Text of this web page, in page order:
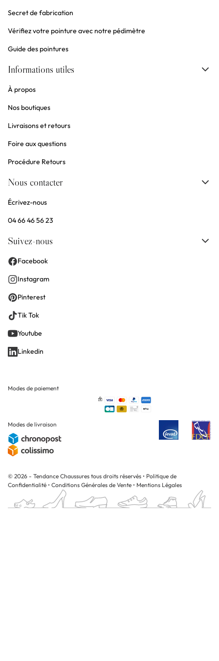
Secret de fabrication
Vérifiez votre pointure avec notre pédimètre
Guide des pointures
Informations utiles
À propos
Nos boutiques
Livraisons et retours
Foire aux questions
Procédure Retours
Nous contacter
Écrivez-nous
04 66 46 56 23
Suivez-nous
Facebook
Instagram
Pinterest
Tik Tok
Youtube
Linkedin
Modes de paiement
Modes de livraison
© 2026 - Tendance Chaussures tous droits réservés • Politique de
Confidentialité • Conditions Générales de Vente • Mentions Légales